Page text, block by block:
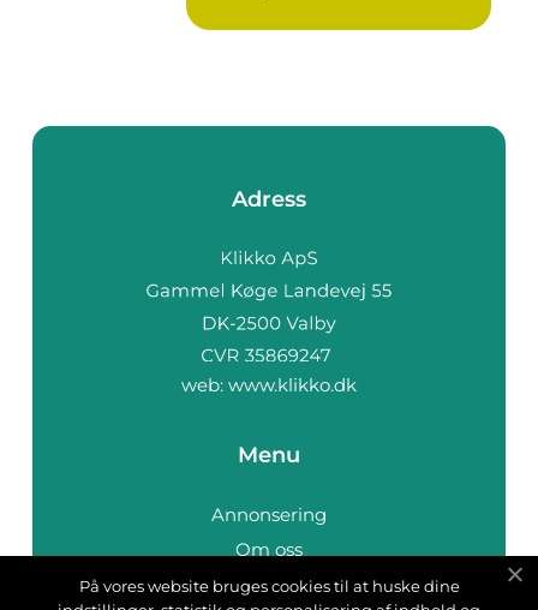
Adress
web: www.klikko.dk
Menu
Annonsering
Om oss
Cookies
På vores website bruges cookies til at huske dine